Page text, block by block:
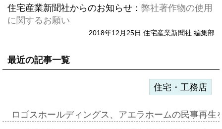
住宅産業新聞社からのお知らせ： 弊社著作物の使用
に関するお願い
2018年12月25日 住宅産業新聞社 編集部
最近の記事一覧
住宅・工務店
ロゴスホールディングス、アエラホームの民事再